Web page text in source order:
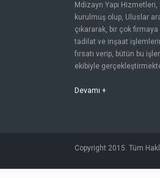
Mdizayn Yapı Hizmetleri,
kurulmuş olup, Uluslar
çıkararak, bir çok
tadilat ve inşaat
fırsatı verip, bütün bu
ekibiyle
Devamı +
Copyright 2015. Tüm